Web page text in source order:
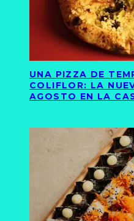
UNA PIZZA DE
COLIFLOR: LA
AGOSTO EN LA